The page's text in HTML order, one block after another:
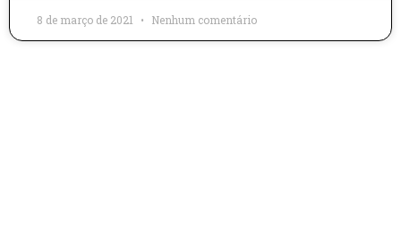
8 de março de 2021 Nenhum comentário